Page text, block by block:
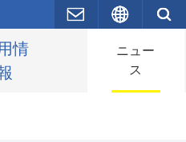
お問い合わせ
English
情
ニュー
ス